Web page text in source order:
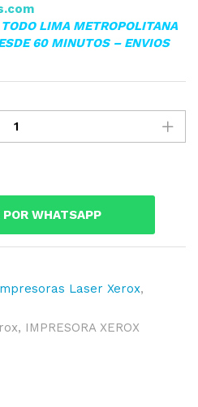
LIMA METROPOLITANA
60 MINUTOS – ENVIOS
POR WHATSAPP
Laser Xerox,
, IMPRESORA XEROX